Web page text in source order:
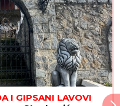
I GIPSANI LAVOVI